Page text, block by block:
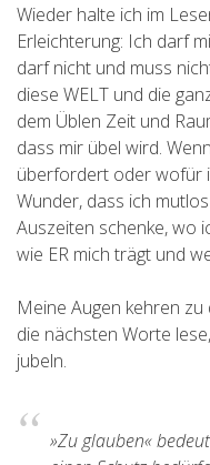
Wieder halte ich im
Erleichterung: Ich darf
darf nicht und muss
diese WELT und die
dem Üblen Zeit und
dass mir übel wird.
überfordert oder wofür
Wunder, dass ich
Auszeiten schenke, wo
wie ER mich trägt und
Meine Augen kehren
die nächsten Worte
jubeln.
»Zu glauben«